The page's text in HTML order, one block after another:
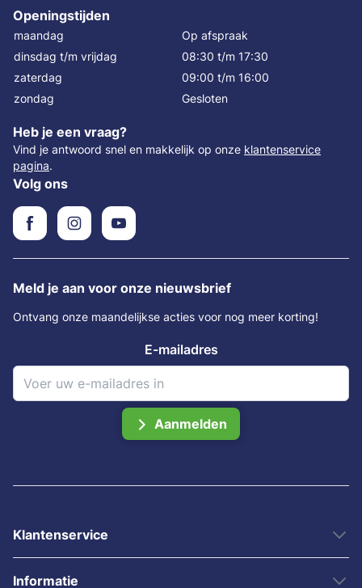
Openingstijden
maandag
Op afspraak
dinsdag t/m vrijdag
08:30 t/m 17:30
zaterdag
09:00 t/m 16:00
zondag
Gesloten
Heb je een vraag?
Vind je antwoord snel en makkelijk op onze klantenservice
pagina.
Volg ons
Meld je aan voor onze nieuwsbrief
Ontvang onze maandelijkse acties voor nog meer korting!
E-mailadres
Aanmelden
Klantenservice
Informatie